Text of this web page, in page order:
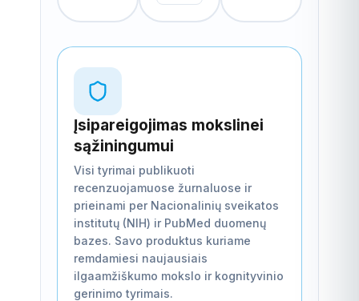
Įsipareigojimas mokslinei
sąžiningumui
Visi tyrimai publikuoti
recenzuojamuose žurnaluose ir
prieinami per Nacionalinių sveikatos
institutų (NIH) ir PubMed duomenų
bazes. Savo produktus kuriame
remdamiesi naujausiais
ilgaamžiškumo mokslo ir kognityvinio
gerinimo tyrimais.